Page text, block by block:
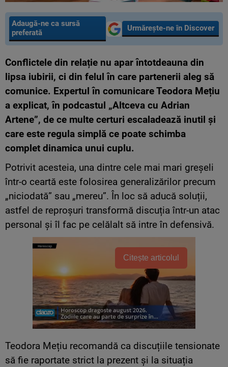
Adaugă-ne ca sursă
preferată
Urmărește-ne în Discover
Conflictele din relație nu apar întotdeauna din
lipsa iubirii, ci din felul în care partenerii aleg să
comunice. Expertul în comunicareTeodora Mețiu
a explicat, în podcastul „Altceva cu Adrian
Artene”, de ce multe certuri escaladează inutil și
care este regula simplă ce poate schimba
complet dinamica unui cuplu.
Potrivit acesteia, una dintre cele mai mari greșeli
într-o ceartă este folosirea generalizărilor precum
„niciodată” sau „mereu”. În loc să aducă soluții,
astfel de reproșuri transformă discuția într-un atac
personal și îl fac pe celălalt să intre în defensivă.
Citește articolul
Teodora Mețiu recomandă ca discuțiile tensionate
să fie raportate strict la prezent și la situația